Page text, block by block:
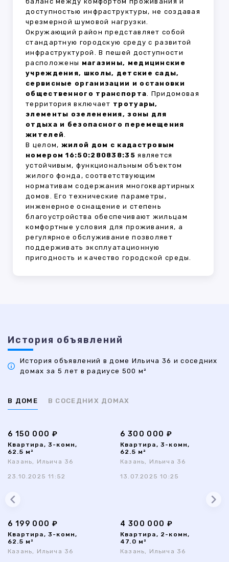
доступностью инфраструктуры, не создавая
чрезмерной шумовой нагрузки.
Окружающий район представляет собой
стандартную городскую среду с развитой
инфраструктурой. В пешей доступности
расположены магазины, медицинские
учреждения, школы, детские сады,
сервисные организации и остановки
общественного транспорта. Придомовая
территория включает тротуары,
элементы озеленения, зоны для
отдыха и безопасного перемещения
жителей.
В целом, жилой дом с кадастровым
номером 16:50:280838:35 является
устойчивым, функциональным объектом
жилого фонда, соответствующим
нормативам содержания многоквартирных
домов. Его технические параметры,
инженерное оснащение и степень
благоустройства обеспечивают жильцам
комфортные условия для проживания, а
регулярное обслуживание позволяет
поддерживать эксплуатационную
пригодность и качество городской среды.
История объявлений
История объявлений в доме Ильича 36 и соседних
домах за 5 лет в радиусе 500 м²
В ДОМЕ В СОСЕДНИХ ДОМАХ
6 150 000 ₽
Квартира, 3-комн,
62.5 м²
Казань, Ильича 36
23.10.2025 11:52
6 300 000 ₽
Квартира, 3-комн,
62.5 м²
Казань, Ильича 36
13.07.2025 10:25
6 199 000 ₽
Квартира, 3-комн,
62.5 м²
Казань, Ильича 36
4 300 000 ₽
Квартира, 2-комн,
47.0 м²
Казань, Ильича 36